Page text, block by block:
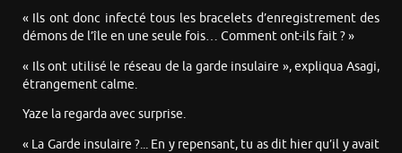
« Ils ont donc infecté tous les bracelets d’enregistrement des
démons de l’île en une seule fois… Comment ont-ils fait ? »
« Ils ont utilisé le réseau de la garde insulaire », expliqua Asagi,
étrangement calme.
Yaze la regarda avec surprise.
« La Garde insulaire ?... En y repensant, tu as dit hier qu’il y avait